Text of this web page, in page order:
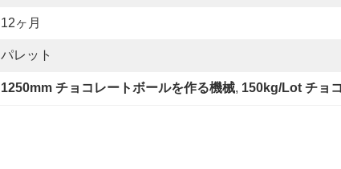
12ヶ月
パレット
1250mm チョコレートボールを作る機械, 150kg/Lot チョ